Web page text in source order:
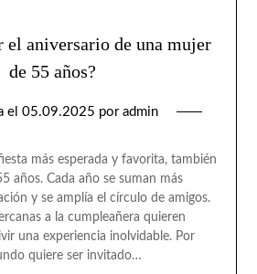
el aniversario de una mujer
de 55 años?
el 05.09.2025 por admin
más esperada y favorita, también
años. Cada año se suman más
y se amplía el círculo de amigos.
a la cumpleañera quieren
una experiencia inolvidable. Por
quiere ser invitado…